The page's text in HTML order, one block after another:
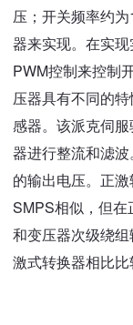
压；开关频率约
器来实现。在实
PWM控制来控制
压器具有不同的
感器。该派克伺
器进行整流和滤
的输出电压。正
SMPS相似，但在
和变压器次级绕
激式转换器相比比